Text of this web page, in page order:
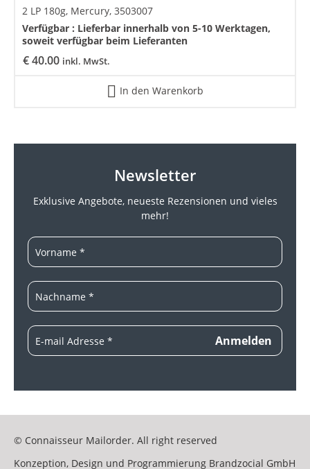
€40.00 inkl. MwSt.
2 LP 180g, Mercury, 3503007
Verfügbar : Lieferbar innerhalb von 5-10 Werktagen,
soweit verfügbar beim Lieferanten
In den Warenkorb
Newsletter
Exklusive Angebote, neueste Rezensionen und vieles
mehr!
© Connaisseur Mailorder. All right reserved
Konzeption, Design und Programmierung Brandzocial GmbH